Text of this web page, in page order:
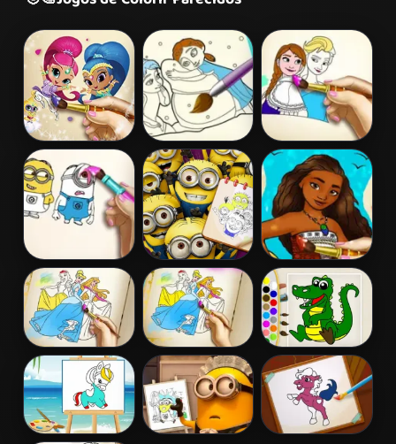
Shimmer and
Shine Coloring
Book
Frozen Coloring
Book
Ice Kingdom
Coloring Book
Mini Coloring
Book
Minions
Coloring Book
III
Moana Coloring
Book
Princesses
Coloring Book
Princess
Coloring Book I
Kids Color Book
2